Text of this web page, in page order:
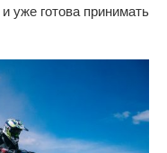
и уже готова принимать